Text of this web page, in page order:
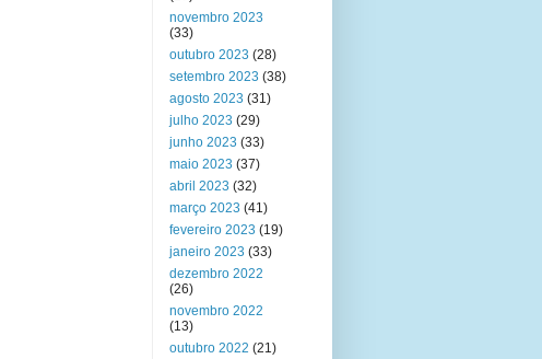
novembro 2023
(33)
outubro 2023 (28)
setembro 2023 (38)
agosto 2023 (31)
julho 2023 (29)
junho 2023 (33)
maio 2023 (37)
abril 2023 (32)
março 2023 (41)
fevereiro 2023 (19)
janeiro 2023 (33)
dezembro 2022
(26)
novembro 2022
(13)
outubro 2022 (21)